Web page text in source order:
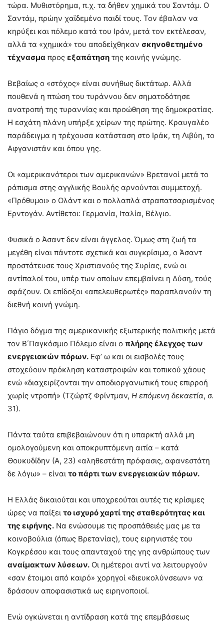
τώρα. Μυθιστόρημα, π.χ. τα δήθεν χημικά του Σαντάμ. Ο
Σαντάμ, πρώην χαϊδεμένο παιδί τους. Τον έβαλαν να
κηρύξει και πόλεμο κατά του Ιράν, μετά τον εκτέλεσαν,
αλλά τα «χημικά» του αποδείχθηκαν σκηνοθετημένο
τέχνασμα προς εξαπάτηση της κοινής γνώμης.
Βεβαίως ο «στόχος» είναι συνήθως δικτάτωρ. Αλλά
πουθενά η πτώση του τυράννου δεν σηματοδότησε
ανατροπή της τυραννίας και προώθηση της δημοκρατίας.
Η εσχάτη πλάνη υπήρξε χείρων της πρώτης. Κραυγαλέο
παράδειγμα η τρέχουσα κατάσταση στο Ιράκ, τη Λιβύη, το
Αφγανιστάν και όπου γης.
Οι «αμερικανότεροι των αμερικανών» Βρετανοί μετά το
ράπισμα στης αγγλικής Βουλής αρνούνται συμμετοχή.
«Πρόθυμοι» ο Ολάντ και ο πολλαπλά στραπατσαρισμένος
Ερντογάν. Αντίθετοι: Γερμανία, Ιταλία, Βέλγιο.
Φυσικά ο Άσαντ δεν είναι άγγελος. Όμως στη ζωή τα
μεγέθη είναι πάντοτε σχετικά και συγκρίσιμα, ο Άσαντ
προστάτευσε τους Χριστιανούς της Συρίας, ενώ οι
αντίπαλοί του, υπέρ των οποίων επεμβαίνει η Δύση, τούς
σφάζουν. Οι επίδοξοι «απελευθερωτές» παραπλανούν τη
διεθνή κοινή γνώμη.
Πάγιο δόγμα της αμερικανικής εξωτερικής πολιτικής μετά
τον Β΄Παγκόσμιο Πόλεμο είναι ο πλήρης έλεγχος των
ενεργειακών πόρων. Εφ’ ω και οι εισβολές τους
στοχεύουν πρόκληση καταστροφών και τοπικού χάους
ενώ «διαχειρίζονται την αποδιοργανωτική τους επιρροή
χωρίς ντροπή» (Τζώρτζ Φρίντμαν, Η επόμενη δεκαετία, σ.
31).
Πάντα ταύτα επιβεβαιώνουν ότι η υπαρκτή αλλά μη
ομολογούμενη και αποκρυπτόμενη αιτία – κατά
Θουκυδίδην (Α, 23) «αληθεστάτη πρόφασις, αφανεστάτη
δε λόγω» – είναι το πάρτι των ενεργειακών πόρων.
Η Ελλάς δικαιούται και υποχρεούται αυτές τις κρίσιμες
ώρες να παίξει το ισχυρό χαρτί της σταθερότητας και
της ειρήνης. Να ενώσουμε τις προσπάθειές μας με τα
κοινοβούλια (όπως Βρετανίας), τους ειρηνιστές του
Κογκρέσου και τους απανταχού της γης ανθρώπους των
αναίμακτων λύσεων. Οι ημέτεροι αντί να λειτουργούν
«σαν έτοιμοι από καιρό» χορηγοί «διευκολύνσεων» να
δράσουν αποφασιστικά ως ειρηνοποιοί.
Ενώ ογκώνεται η αντίδραση κατά της επεμβάσεως